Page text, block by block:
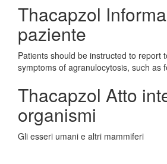
Thacapzol
paziente
Patients should be instructed to report
symptoms of agranulocytosis, such as
Thacapzol Atto
organismi
Gli esseri umani e altri mammiferi